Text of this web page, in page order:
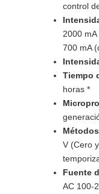
control
2000 mA
700 mA
Tiempo
horas *
V (Cero
Fuente
AC 100-